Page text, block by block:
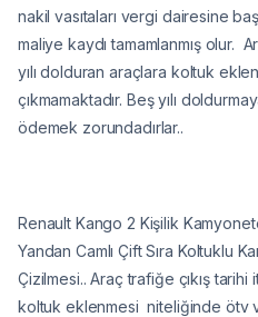
nakil vasıtaları vergi dairesine
maliye kaydı tamamlanmış olur.
yılı dolduran araçlara koltuk
çıkmamaktadır. Beş yılı
ödemek zorundadırlar..
Renault Kango 2 Kişilik
Yandan Camlı Çift Sıra Koltuklu
Çizilmesi.. Araç trafiğe çıkış tarihi
koltuk eklenmesi niteliğinde ötv